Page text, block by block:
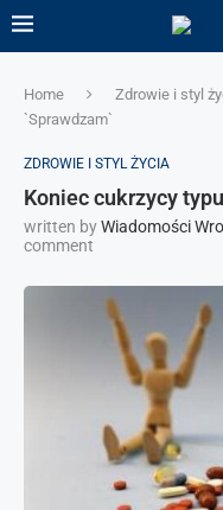
Home Zdrowie i styl
`Sprawdzam`
ZDROWIE I STYL ŻYCIA
Koniec cukrzycy
written byWiadomości
comment